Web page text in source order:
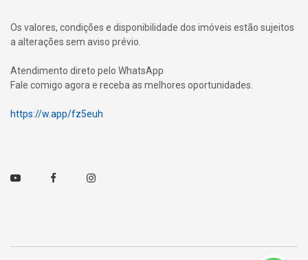
Os valores, condições e disponibilidade dos imóveis estão sujeitos
a alterações sem aviso prévio.
Atendimento direto pelo WhatsApp
Fale comigo agora e receba as melhores oportunidades.
https://w.app/fz5euh
Youtube FacebookInstagram